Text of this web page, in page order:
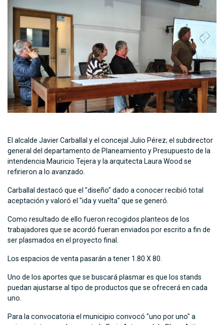
El alcalde Javier Carballal y el concejal Julio Pérez; el subdirector
general del departamento de Planeamiento y Presupuesto de la
intendencia Mauricio Tejera y la arquitecta Laura Wood se
refirieron a lo avanzado.
Carballal destacó que el "diseño" dado a conocer recibió total
aceptación y valoró el "ida y vuelta" que se generó.
Como resultado de ello fueron recogidos planteos de los
trabajadores que se acordó fueran enviados por escrito a fin de
ser plasmados en el proyecto final.
Los espacios de venta pasarán a tener 1.80 X 80.
Uno de los aportes que se buscará plasmar es que los stands
puedan ajustarse al tipo de productos que se ofrecerá en cada
uno.
Para la convocatoria el municipio convocó "uno por uno" a